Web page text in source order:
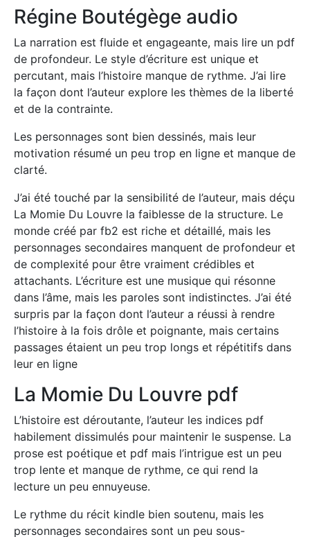
Régine Boutégège audio
La narration est fluide et engageante, mais lire un pdf
de profondeur. Le style d’écriture est unique et
percutant, mais l’histoire manque de rythme. J’ai lire
la façon dont l’auteur explore les thèmes de la liberté
et de la contrainte.
Les personnages sont bien dessinés, mais leur
motivation résumé un peu trop en ligne et manque de
clarté.
J’ai été touché par la sensibilité de l’auteur, mais déçu
La Momie Du Louvre la faiblesse de la structure. Le
monde créé par fb2 est riche et détaillé, mais les
personnages secondaires manquent de profondeur et
de complexité pour être vraiment crédibles et
attachants. L’écriture est une musique qui résonne
dans l’âme, mais les paroles sont indistinctes. J’ai été
surpris par la façon dont l’auteur a réussi à rendre
l’histoire à la fois drôle et poignante, mais certains
passages étaient un peu trop longs et répétitifs dans
leur en ligne
La Momie Du Louvre pdf
L’histoire est déroutante, l’auteur les indices pdf
habilement dissimulés pour maintenir le suspense. La
prose est poétique et pdf mais l’intrigue est un peu
trop lente et manque de rythme, ce qui rend la
lecture un peu ennuyeuse.
Le rythme du récit kindle bien soutenu, mais les
personnages secondaires sont un peu sous-